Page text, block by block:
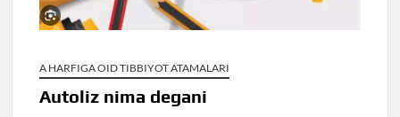
A HARFIGA OID TIBBIYOT ATAMALARI
Autoliz nima degani